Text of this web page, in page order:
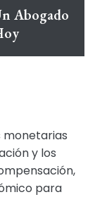
Abogado
monetarias
y los
para